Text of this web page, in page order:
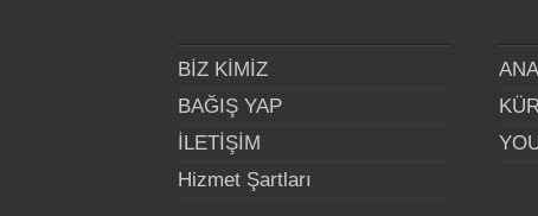
BİZ KİMİZ
BAĞIŞ YAP
İLETİŞİM
Hizmet Şartları